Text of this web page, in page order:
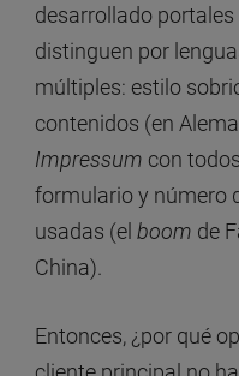
desarrollado
distinguen por
múltiples: estilo
contenidos (en
Impressum con
formulario y número
usadas (el boom de
China).
Entonces, ¿por qué